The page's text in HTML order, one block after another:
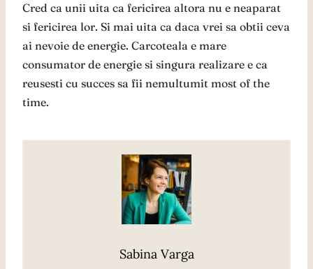
Cred ca unii uita ca fericirea altora nu e neaparat
si fericirea lor. Si mai uita ca daca vrei sa obtii ceva
ai nevoie de energie. Carcoteala e mare
consumator de energie si singura realizare e ca
reusesti cu succes sa fii nemultumit most of the
time.
Sabina Varga